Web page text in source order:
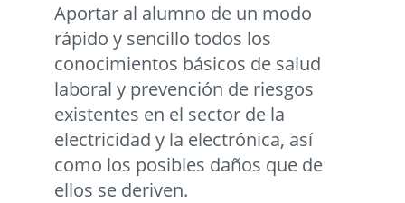
Aportar al alumno de un modo
rápido y sencillo todos los
conocimientos básicos de salud
laboral y prevención de riesgos
existentes en el sector de la
electricidad y la electrónica, así
como los posibles daños que de
ellos se deriven.